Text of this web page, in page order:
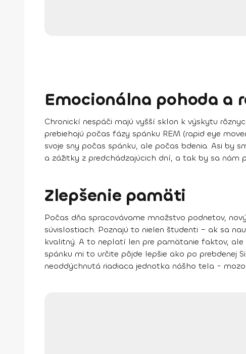
Emocionálna pohoda a
Chronickí nespáči majú vyšší sklon k výskytu
prebiehajú počas fázy spánku REM (rapid eye
svoje sny počas spánku, ale počas bdenia. Asi by
a zážitky z predchádzajúcich dní, a tak by sa nám
Zlepšenie pamäti
Počas dňa spracovávame množstvo podnetov,
súvislostiach. Poznajú to nielen študenti – ak sa
kvalitný. A to neplatí len pre pamätanie faktov,
spánku mi to určite pôjde lepšie ako po prebdenej
neoddýchnutá riadiaca jednotka nášho tela -